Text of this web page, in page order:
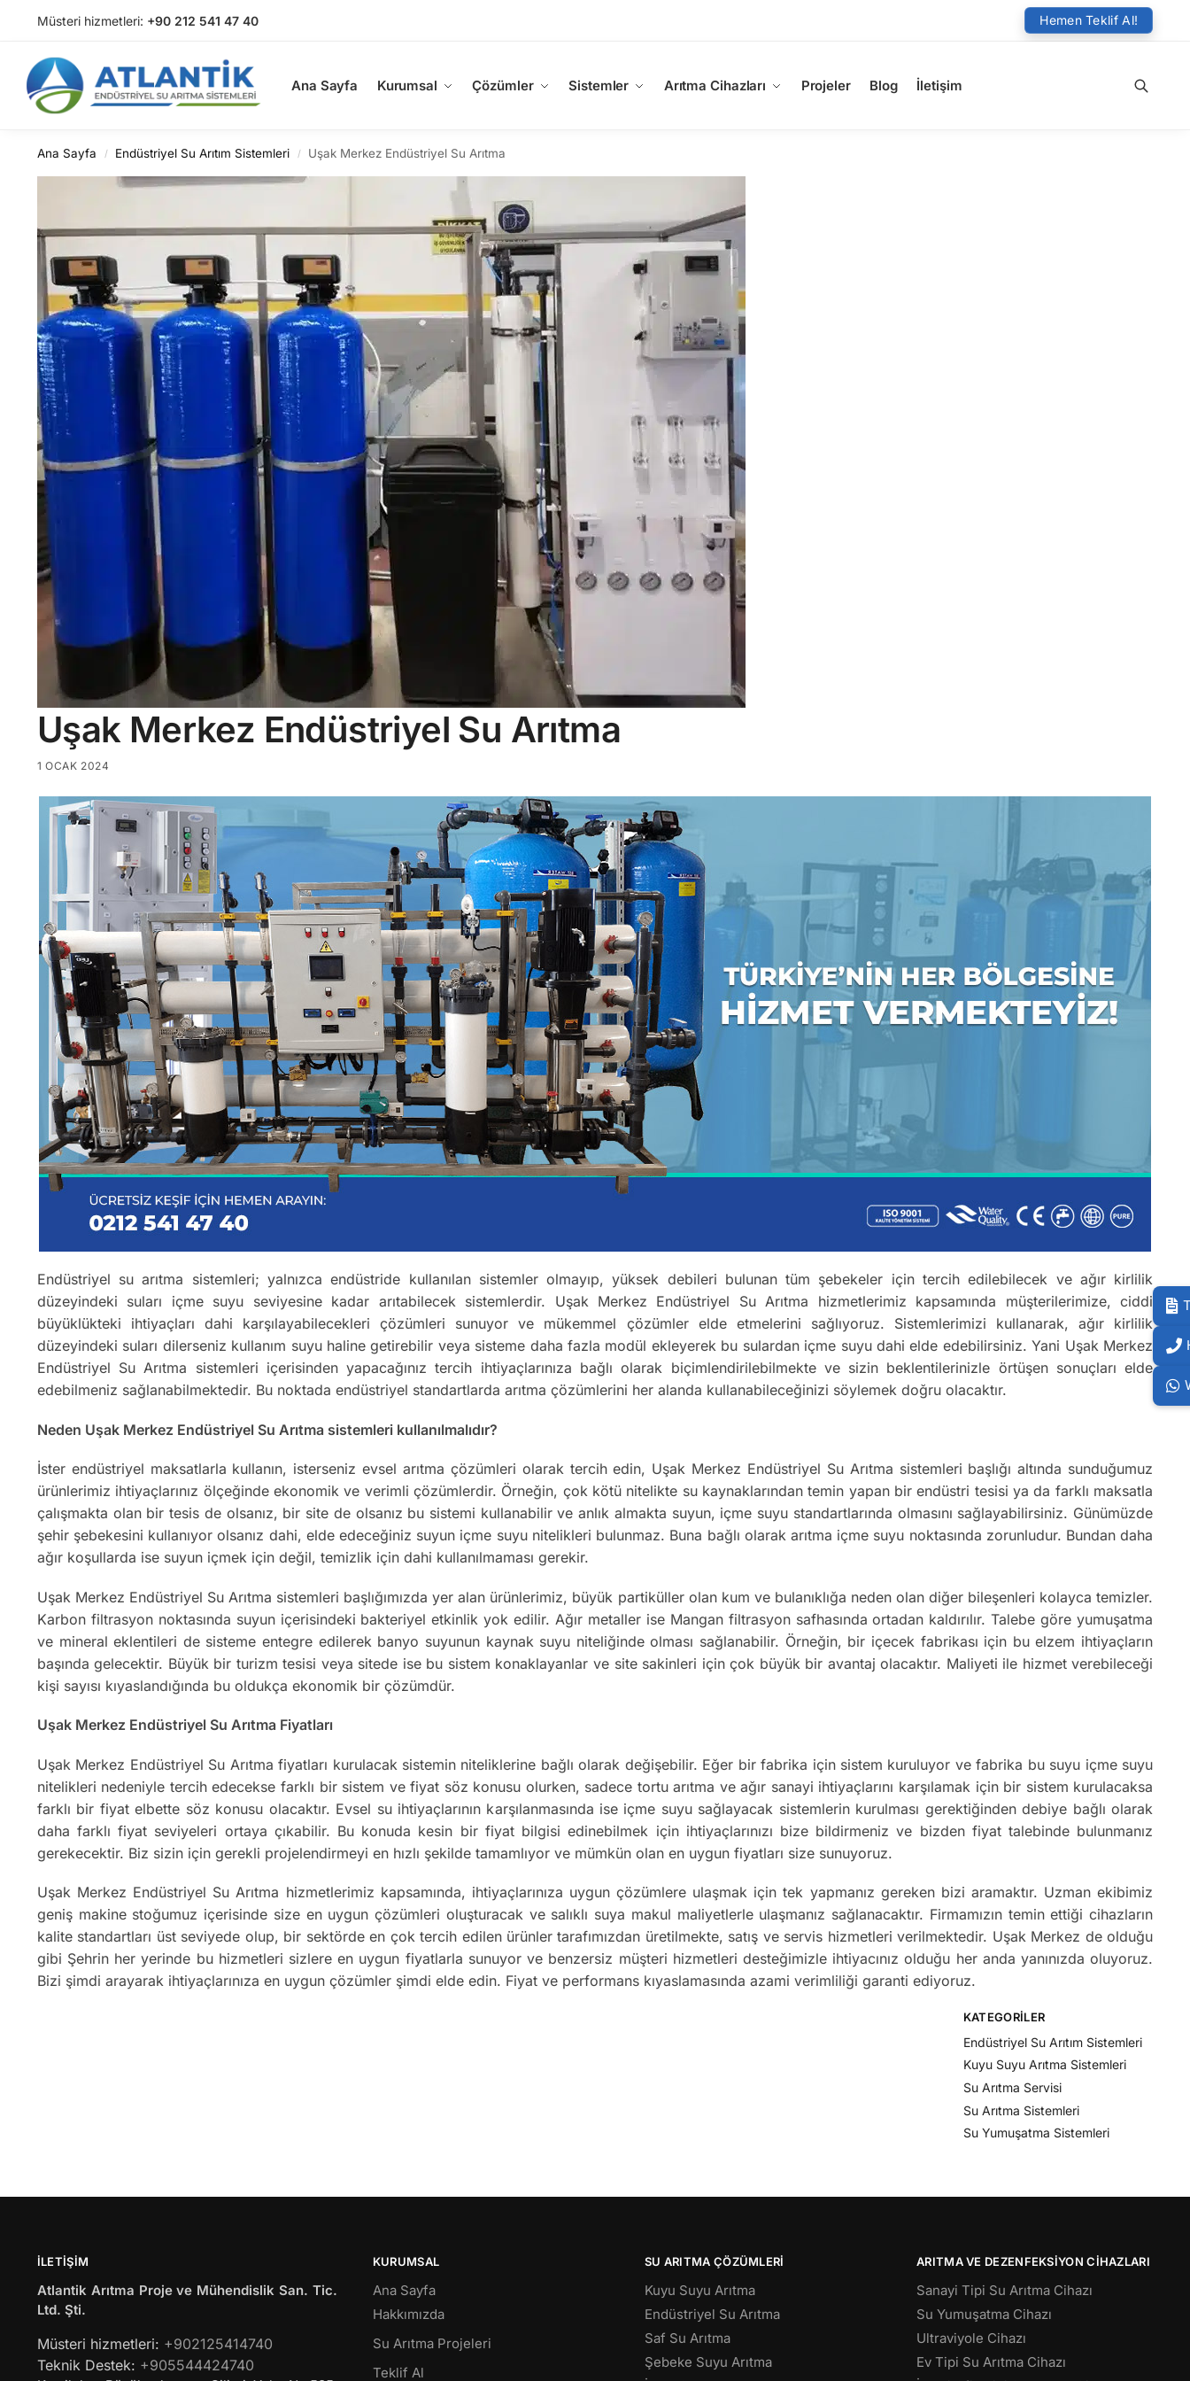
Müsteri hizmetleri: +90 212 541 47 40 Hemen Teklif Al!
Ana Sayfa Kurumsal Çözümler Sistemler Arıtma Cihazları Projeler Blog İletişim
Arama
Ara
Ana Sayfa / Endüstriyel Su Arıtım Sistemleri / Uşak Merkez Endüstriyel Su Arıtma
Uşak Merkez Endüstriyel Su Arıtma
1 OCAK 2024
Endüstriyel su arıtma sistemleri; yalnızca endüstride kullanılan sistemler olmayıp, yüksek debileri bulunan tüm şebekeler için tercih edilebilecek ve ağır kirlilik
düzeyindeki suları içme suyu seviyesine kadar arıtabilecek sistemlerdir. Uşak Merkez Endüstriyel Su Arıtma hizmetlerimiz kapsamında müşterilerimize, ciddi
büyüklükteki ihtiyaçları dahi karşılayabilecekleri çözümleri sunuyor ve mükemmel çözümler elde etmelerini sağlıyoruz. Sistemlerimizi kullanarak, ağır kirlilik
düzeyindeki suları dilerseniz kullanım suyu haline getirebilir veya sisteme daha fazla modül ekleyerek bu sulardan içme suyu dahi elde edebilirsiniz. Yani Uşak Merkez
Endüstriyel Su Arıtma sistemleri içerisinden yapacağınız tercih ihtiyaçlarınıza bağlı olarak biçimlendirilebilmekte ve sizin beklentilerinizle örtüşen sonuçları elde
edebilmeniz sağlanabilmektedir. Bu noktada endüstriyel standartlarda arıtma çözümlerini her alanda kullanabileceğinizi söylemek doğru olacaktır.
Neden Uşak Merkez Endüstriyel Su Arıtma sistemleri kullanılmalıdır?
İster endüstriyel maksatlarla kullanın, isterseniz evsel arıtma çözümleri olarak tercih edin, Uşak Merkez Endüstriyel Su Arıtma sistemleri başlığı altında sunduğumuz
ürünlerimiz ihtiyaçlarınız ölçeğinde ekonomik ve verimli çözümlerdir. Örneğin, çok kötü nitelikte su kaynaklarından temin yapan bir endüstri tesisi ya da farklı maksatla
çalışmakta olan bir tesis de olsanız, bir site de olsanız bu sistemi kullanabilir ve anlık almakta suyun, içme suyu standartlarında olmasını sağlayabilirsiniz. Günümüzde
şehir şebekesini kullanıyor olsanız dahi, elde edeceğiniz suyun içme suyu nitelikleri bulunmaz. Buna bağlı olarak arıtma içme suyu noktasında zorunludur. Bundan daha
ağır koşullarda ise suyun içmek için değil, temizlik için dahi kullanılmaması gerekir.
Uşak Merkez Endüstriyel Su Arıtma sistemleri başlığımızda yer alan ürünlerimiz, büyük partiküller olan kum ve bulanıklığa neden olan diğer bileşenleri kolayca temizler.
Karbon filtrasyon noktasında suyun içerisindeki bakteriyel etkinlik yok edilir. Ağır metaller ise Mangan filtrasyon safhasında ortadan kaldırılır. Talebe göre yumuşatma
ve mineral eklentileri de sisteme entegre edilerek banyo suyunun kaynak suyu niteliğinde olması sağlanabilir. Örneğin, bir içecek fabrikası için bu elzem ihtiyaçların
başında gelecektir. Büyük bir turizm tesisi veya sitede ise bu sistem konaklayanlar ve site sakinleri için çok büyük bir avantaj olacaktır. Maliyeti ile hizmet verebileceği
kişi sayısı kıyaslandığında bu oldukça ekonomik bir çözümdür.
Uşak Merkez Endüstriyel Su Arıtma Fiyatları
Uşak Merkez Endüstriyel Su Arıtma fiyatları kurulacak sistemin niteliklerine bağlı olarak değişebilir. Eğer bir fabrika için sistem kuruluyor ve fabrika bu suyu içme suyu
nitelikleri nedeniyle tercih edecekse farklı bir sistem ve fiyat söz konusu olurken, sadece tortu arıtma ve ağır sanayi ihtiyaçlarını karşılamak için bir sistem kurulacaksa
farklı bir fiyat elbette söz konusu olacaktır. Evsel su ihtiyaçlarının karşılanmasında ise içme suyu sağlayacak sistemlerin kurulması gerektiğinden debiye bağlı olarak
daha farklı fiyat seviyeleri ortaya çıkabilir. Bu konuda kesin bir fiyat bilgisi edinebilmek için ihtiyaçlarınızı bize bildirmeniz ve bizden fiyat talebinde bulunmanız
gerekecektir. Biz sizin için gerekli projelendirmeyi en hızlı şekilde tamamlıyor ve mümkün olan en uygun fiyatları size sunuyoruz.
Uşak Merkez Endüstriyel Su Arıtma hizmetlerimiz kapsamında, ihtiyaçlarınıza uygun çözümlere ulaşmak için tek yapmanız gereken bizi aramaktır. Uzman ekibimiz
geniş makine stoğumuz içerisinde size en uygun çözümleri oluşturacak ve salıklı suya makul maliyetlerle ulaşmanız sağlanacaktır. Firmamızın temin ettiği cihazların
kalite standartları üst seviyede olup, bir sektörde en çok tercih edilen ürünler tarafımızdan üretilmekte, satış ve servis hizmetleri verilmektedir. Uşak Merkez de olduğu
gibi Şehrin her yerinde bu hizmetleri sizlere en uygun fiyatlarla sunuyor ve benzersiz müşteri hizmetleri desteğimizle ihtiyacınız olduğu her anda yanınızda oluyoruz.
Bizi şimdi arayarak ihtiyaçlarınıza en uygun çözümler şimdi elde edin. Fiyat ve performans kıyaslamasında azami verimliliği garanti ediyoruz.
KATEGORILER
Endüstriyel Su Arıtım Sistemleri
Kuyu Suyu Arıtma Sistemleri
Su Arıtma Servisi
Su Arıtma Sistemleri
Su Yumuşatma Sistemleri
İLETIŞIM
Atlantik Arıtma Proje ve Mühendislik San. Tic.
Ltd. Şti.
Müsteri hizmetleri: +902125414740
Teknik Destek: +905544424740
KURUMSAL
Ana Sayfa
Hakkımızda
Su Arıtma Projeleri
Teklif Al
SU ARITMA ÇÖZÜMLERI
Kuyu Suyu Arıtma
Endüstriyel Su Arıtma
Saf Su Arıtma
Şebeke Suyu Arıtma
ARITMA VE DEZENFEKSIYON CIHAZLARI
Sanayi Tipi Su Arıtma Cihazı
Su Yumuşatma Cihazı
Ultraviyole Cihazı
Ev Tipi Su Arıtma Cihazı